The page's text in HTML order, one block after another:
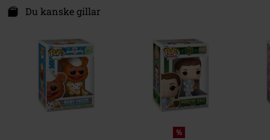
Zuidplein 36
www.funko.com
Du kanske gillar
%